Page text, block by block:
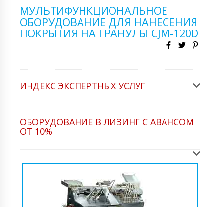
МУЛЬТИФУНКЦИОНАЛЬНОЕ
ОБОРУДОВАНИЕ ДЛЯ НАНЕСЕНИЯ
ПОКРЫТИЯ НА ГРАНУЛЫ CJM-120D
ИНДЕКС ЭКСПЕРТНЫХ УСЛУГ
ОБОРУДОВАНИЕ В ЛИЗИНГ С АВАНСОМ
ОТ 10%